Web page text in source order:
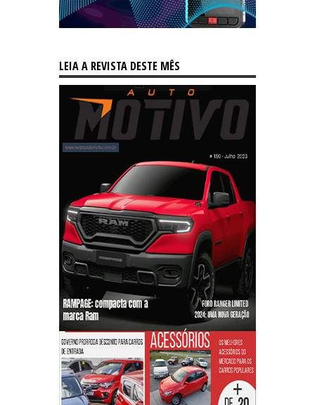
LEIA A REVISTA DESTE MÊS